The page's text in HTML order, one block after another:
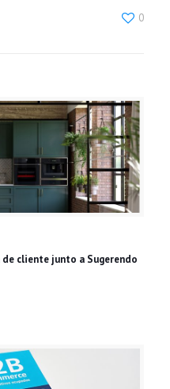
0
cliente junto a Sugerendo